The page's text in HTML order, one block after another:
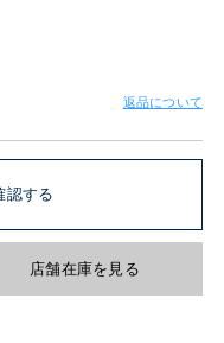
返品について
認する
店舗在庫を見る